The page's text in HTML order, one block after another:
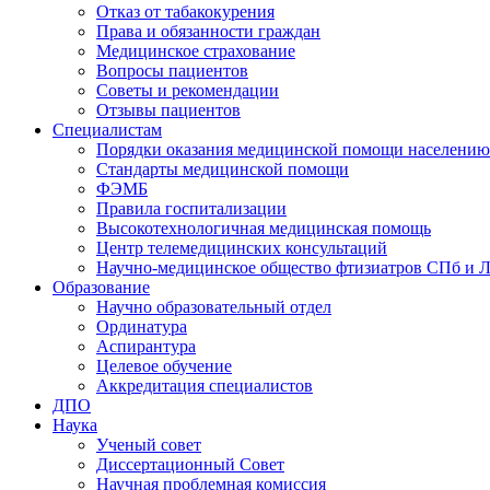
Отказ от табакокурения
Права и обязанности граждан
Медицинское страхование
Вопросы пациентов
Советы и рекомендации
Отзывы пациентов
Специалистам
Порядки оказания медицинской помощи населению
Стандарты медицинской помощи
ФЭМБ
Правила госпитализации
Высокотехнологичная медицинская помощь
Центр телемедицинских консультаций
Научно-медицинское общество фтизиатров СПб и
Образование
Научно образовательный отдел
Ординатура
Аспирантура
Целевое обучение
Аккредитация специалистов
ДПО
Наука
Ученый совет
Диссертационный Совет
Научная проблемная комиссия